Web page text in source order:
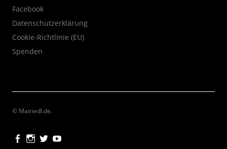
Facebook
Datenschutzerklärung
Cookie-Richtlinie (EU)
Spenden
© Mairiedl.de